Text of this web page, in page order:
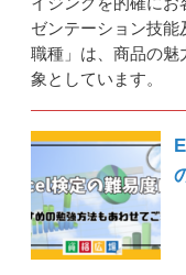
ゼンテーション技
職種」は、商品の魅
象としています。